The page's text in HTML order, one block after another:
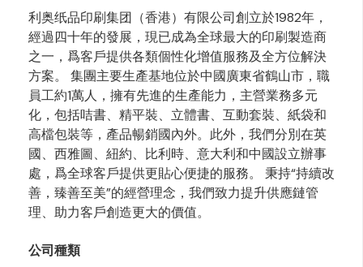
利奥纸品印刷集团（香港）有限公司創立於1982年，
經過四十年的發展，現已成為全球最大的印刷製造商
之一，爲客戶提供各類個性化增值服務及全方位解決
方案。 集團主要生產基地位於中國廣東省鶴山市，職
員工約1萬人，擁有先進的生產能力，主營業務多元
化，包括咭書、精平裝、立體書、互動套裝、紙袋和
高檔包裝等，產品暢銷國內外。此外，我們分別在英
國、西雅圖、紐約、比利時、意大利和中國設立辦事
處，爲全球客戶提供更貼心便捷的服務。 秉持“持續改
善，臻善至美”的經營理念，我們致力提升供應鏈管
理、助力客戶創造更大的價值。
公司種類